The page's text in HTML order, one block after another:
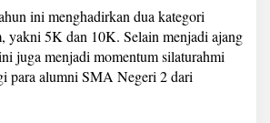
n
d
a
F
u
ini menghadirkan dua kategori
yakni 5K dan 10K. Selain menjadi ajang
juga menjadi momentum silaturahmi
para alumni SMA Negeri 2 dari